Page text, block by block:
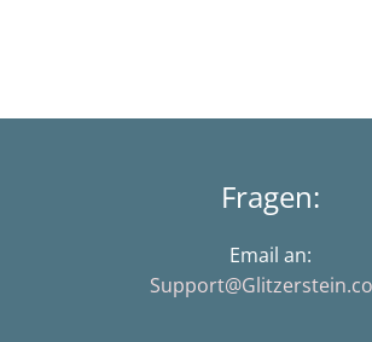
Fragen:
Email an: